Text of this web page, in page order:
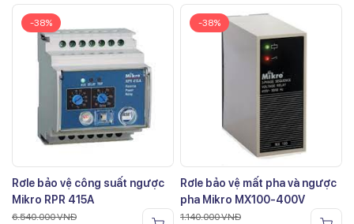
-38%
Rơle bảo vệ công suất ngược
Mikro RPR 415A
6.540.000VNĐ
-38%
Rơle bảo vệ mất pha và ngược
pha Mikro MX100-400V
1.140.000VNĐ